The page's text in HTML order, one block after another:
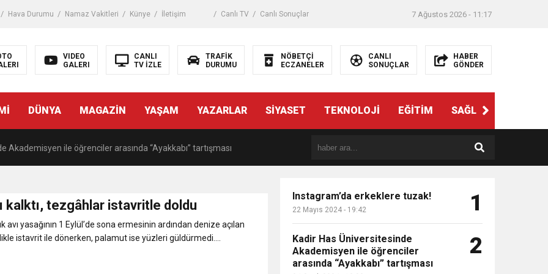
Hava Durumu Namaz Vakitleri Künye İletişim Canlı TV Canlı Sonuçlar 7 Ağustos 2026 - 11:17
VIDEO
GALERI
CANLI
TV İZLE
TRAFİK
DURUMU
NÖBETÇİ
ECZANELER
CANLI
SONUÇLAR
HABER
GÖNDER
DÜNYA MAGAZİN YAŞAM YAZARLAR SİYASET TEKNOLOJİ EĞİTİM SAĞLIK
16 kişi hayatını kaybetti
Akademisyen ile öğrenciler arasında “Ayakkabı” tartışması
gemide bilanço ağırlaşıyor
üniversiteli kıza cinsel saldırıya kalkıştı
kalktı, tezgâhlar istavritle doldu
avı yasağının 1 Eylül’de sona ermesinin ardından denize açılan
istavrit ile dönerken, palamut ise yüzleri güldürmedi....
Instagram’da erkeklere tuzak!
22 Mayıs 2024 - 19:42 1
Kadir Has Üniversitesinde
Akademisyen ile öğrenciler
arasında “Ayakkabı” tartışması
2